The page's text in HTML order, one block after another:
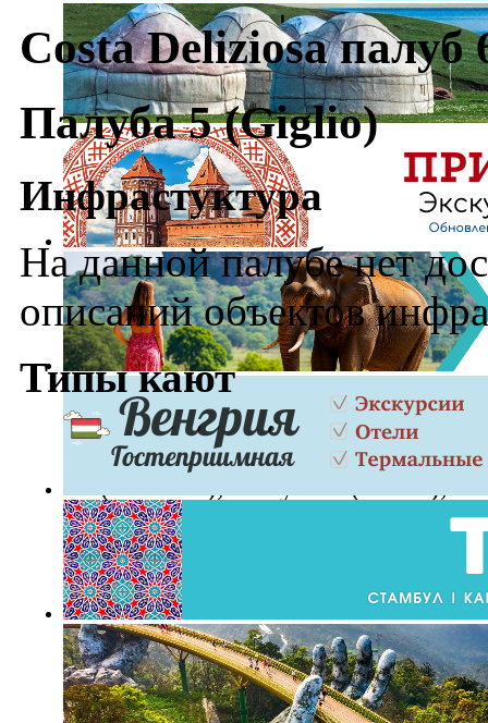
Costa Deliziosa палуб
Палуба 5 (Giglio)
Инфрастуктура
На данной палубе нет
описаний объектов
Типы кают
Палуба 4 (Camelia), Палуба 5
Описание: Каюты категории
расположены на площади в
оборудованы большими
стеклянной дверью, ведущей
просторную веранду,
всей ее ширине. В спальной